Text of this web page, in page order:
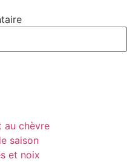
au chèvre
saison
et noix